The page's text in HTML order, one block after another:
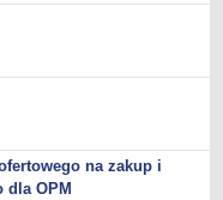
na zakup i
dla OPM